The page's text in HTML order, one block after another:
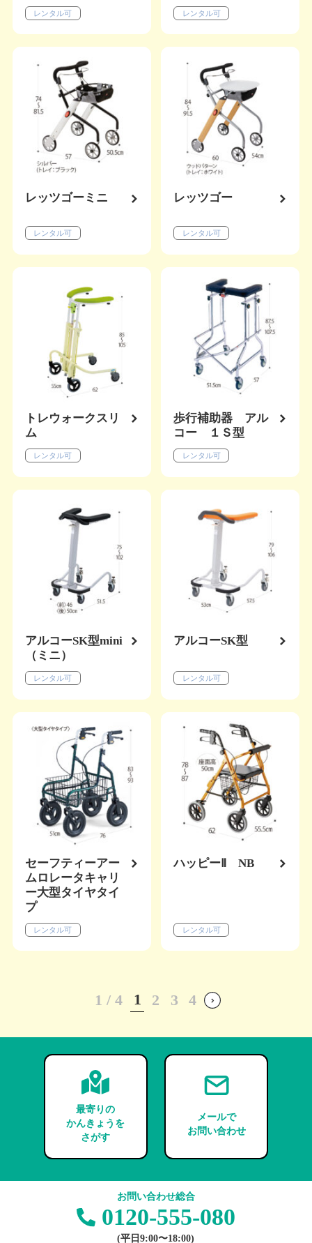
レンタル可 レンタル可
レッツゴーミニ
レンタル可
レッツゴー
レンタル可
トレウォークスリ
ム
レンタル可
歩行補助器 アル
コー １Ｓ型
レンタル可
アルコーSK型mini
（ミニ）
レンタル可
アルコーSK型
レンタル可
セーフティーアー
ムロレータキャリ
ー大型タイヤタイ
プ
レンタル可
ハッピーⅡ NB
レンタル可
1 / 4 1 2 3 4 »
最寄りの
かんきょうを
さがす
メールで
お問い合わせ
お問い合わせ総合
0120-555-080
(平日9:00〜18:00)